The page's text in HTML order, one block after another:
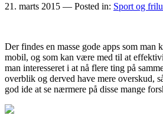
21. marts 2015 — Posted in: Sport og
Der findes en masse gode apps som man
mobil, og som kan være med til at
man interesseret i at nå flere ting på
overblik og derved have mere overskud,
god ide at se nærmere på disse mange